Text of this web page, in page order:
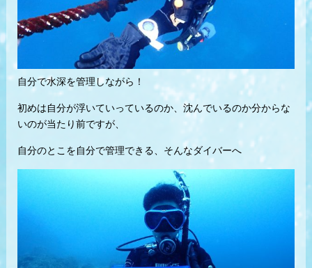
自分で水深を管理しながら！
初めは自分が浮いていっているのか、沈んでいるのか分からな
いのが当たり前ですが、
自分のとこを自分で管理できる、そんなダイバーへ